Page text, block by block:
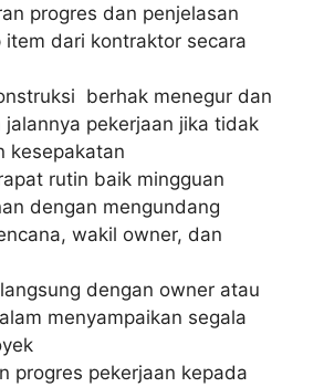
progres dan penjelasan
item dari kontraktor secara
berhak menegur dan
jalannya pekerjaan jika tidak
kesepakatan
rutin baik mingguan
dengan mengundang
wakil owner, dan
dengan owner atau
menyampaikan segala
progres pekerjaan kepada